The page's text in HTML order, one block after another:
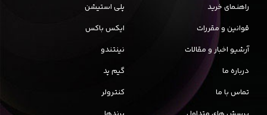
راهنمای خرید
قوانین و مقررات
آرشیو اخبار و مقالات
درباره ما
تماس با ما
پلی استیشن
ایکس باکس
نینتندو
گیم پد
کنترولر